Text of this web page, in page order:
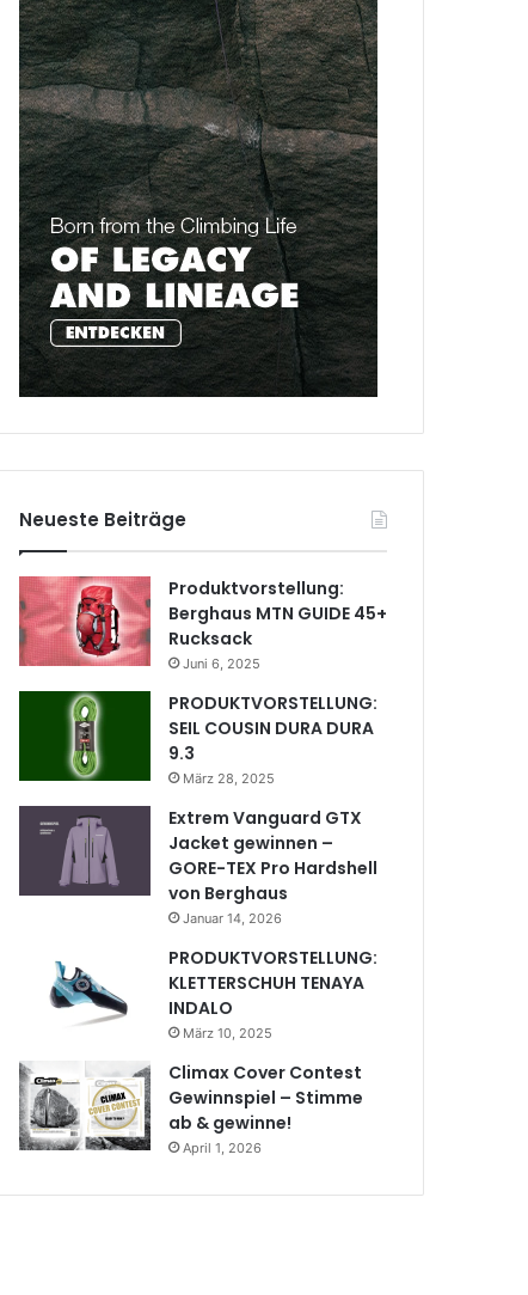
Neueste Beiträge
Produktvorstellung:
Berghaus MTN GUIDE 45+
Rucksack
Juni 6, 2025
PRODUKTVORSTELLUNG:
SEIL COUSIN DURA DURA
9.3
März 28, 2025
Extrem Vanguard GTX
Jacket gewinnen –
GORE-TEX Pro Hardshell
von Berghaus
Januar 14, 2026
PRODUKTVORSTELLUNG:
KLETTERSCHUH TENAYA
INDALO
März 10, 2025
Climax Cover Contest
Gewinnspiel – Stimme
ab & gewinne!
April 1, 2026